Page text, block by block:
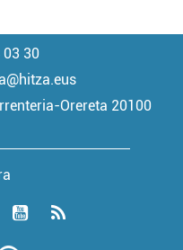
03 30
Orereta 20100